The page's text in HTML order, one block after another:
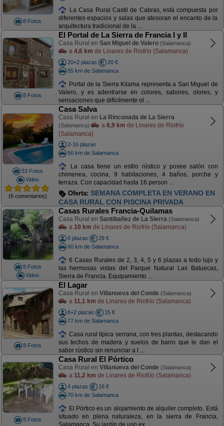
8 Fotos
La Casa Rural Castil de Cabras, está compuesta por
diferentes espacios y salas que atesoran el encanto de la
arquitectura tradicional de la ...
8 Fotos
El Portal de La Sierra de Francia I y II
Casa Rural en San Miguel de Valero (Salamanca)
a 4,6 km de Linares de Riofrío (Salamanca)
20+2 plazas
20 €
55 km de Salamanca
Portal de la Sierra Kilama representa a San Miguel de
Valero, y es adentrarse en colores, sabores, olores, y
sensaciones que difícilmente ol ...
53 Fotos
Video
(6 comentarios)
Casa Salva
Casa Rural en La Rinconada de La Sierra
(Salamanca) a 8,9 km de Linares de Riofrío
(Salamanca)
2-16 plazas
56 km de Salamanca
La casa tiene un estilo rústico y posee salón con
chimenea, cocina, 9 habitaciones, 4 baños, porche y
terraza. Con capacidad hasta 16 person ...
Oferta: SEMANA COMPLETA EN VERANO EN
CASA RURAL CON PISCINA PRIVADA
8 Fotos
Video
Casas Rurales Francia-Quilamas
Casa Rural en Santibañez de La Sierra (Salamanca)
a 10 km de Linares de Riofrío (Salamanca)
6 plazas
29 €
60 km de Salamanca
6 Casas Rurales de 2, 3, 4, 5 y 6 plazas a todo lujo y
las hermosas vistas del Parque Natural Las Batuecas,
Sierra de Francia. Equipamiento ...
8 Fotos
El Lagar
Casa Rural en Villanueva del Conde (Salamanca)
a 11,1 km de Linares de Riofrío (Salamanca)
8+2 plazas
15 €
77 km de Salamanca
Casa rural típica serrana, con tres plantas, destacando
sus techos de madera y suelos de barro que le dan el
sabor rústico sin renunciar a l ...
8 Fotos
Casa Rural El Pórtico
Casa Rural en Villanueva del Conde (Salamanca)
a 11,2 km de Linares de Riofrío (Salamanca)
4 plazas
16 €
70 km de Salamanca
El Pórtico es un alojamiento de alquiler completo. Está
situado en plena naturaleza, en la sierra de Francia,